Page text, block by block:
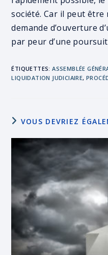
société. Car il peut être
demande d’ouverture
par peur d’une
ÉTIQUETTES:ASSEMBLÉE
LIQUIDATION JUDICIAIRE,
VOUS DEVRIEZ